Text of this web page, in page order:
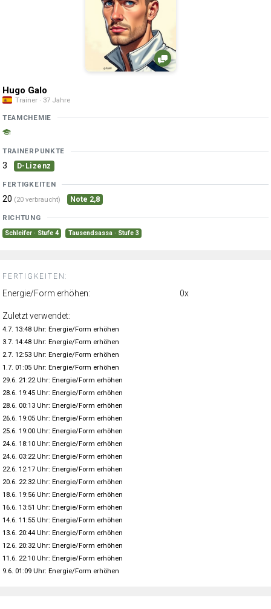
Hugo Galo
Trainer · 37 Jahre
TEAMCHEMIE
TRAINERPUNKTE
3 D-Lizenz
FERTIGKEITEN
20 (20 verbraucht) Note 2,8
RICHTUNG
Schleifer · Stufe 4 Tausendsassa · Stufe 3
FERTIGKEITEN:
Energie/Form erhöhen: 0x
Zuletzt verwendet:
4.7. 13:48 Uhr: Energie/Form erhöhen
3.7. 14:48 Uhr: Energie/Form erhöhen
2.7. 12:53 Uhr: Energie/Form erhöhen
1.7. 01:05 Uhr: Energie/Form erhöhen
29.6. 21:22 Uhr: Energie/Form erhöhen
28.6. 19:45 Uhr: Energie/Form erhöhen
28.6. 00:13 Uhr: Energie/Form erhöhen
26.6. 19:05 Uhr: Energie/Form erhöhen
25.6. 19:00 Uhr: Energie/Form erhöhen
24.6. 18:10 Uhr: Energie/Form erhöhen
24.6. 03:22 Uhr: Energie/Form erhöhen
22.6. 12:17 Uhr: Energie/Form erhöhen
20.6. 22:32 Uhr: Energie/Form erhöhen
18.6. 19:56 Uhr: Energie/Form erhöhen
16.6. 13:51 Uhr: Energie/Form erhöhen
14.6. 11:55 Uhr: Energie/Form erhöhen
13.6. 20:44 Uhr: Energie/Form erhöhen
12.6. 20:32 Uhr: Energie/Form erhöhen
11.6. 22:10 Uhr: Energie/Form erhöhen
9.6. 01:09 Uhr: Energie/Form erhöhen